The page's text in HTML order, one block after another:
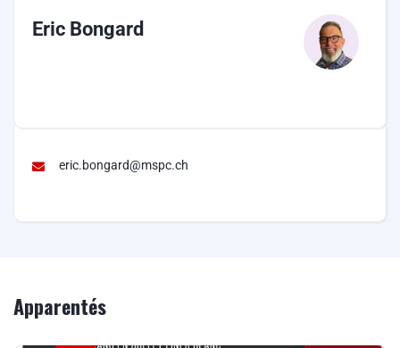
Eric Bongard
eric.bongard@mspc.ch
Apparentés